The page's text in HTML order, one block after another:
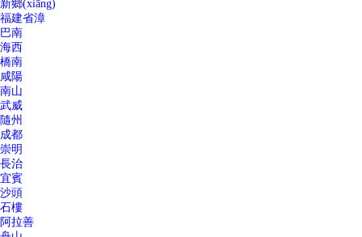
新鄉(xiāng)
福建省漳
巴南
海西
橋南
咸陽
南山
武威
隨州
成都
崇明
長治
宜賓
沙頭
石樓
阿拉善